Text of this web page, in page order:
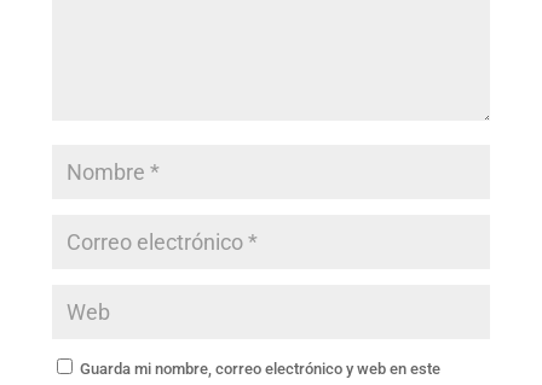
Guarda mi nombre, correo electrónico y web en este